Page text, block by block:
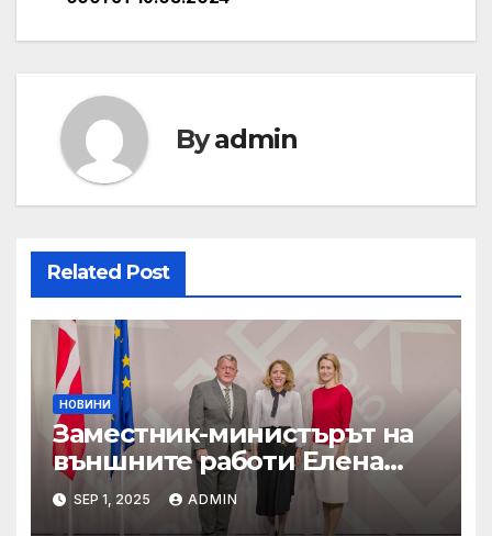
Byadmin
Related Post
НОВИНИ
Заместник-министърът на
външните работи Елена
Шекерлетова участва в
неформалната среща на
SEP 1, 2025 ADMIN